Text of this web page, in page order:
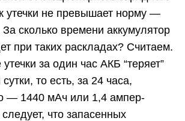
утечки не превышает норму —
сколько времени аккумулятор
при таких раскладах? Считаем.
за один час АКБ “теряет”
то есть, за 24 часа,
— 1440 мАч или 1,4 ампер-
что запасенных